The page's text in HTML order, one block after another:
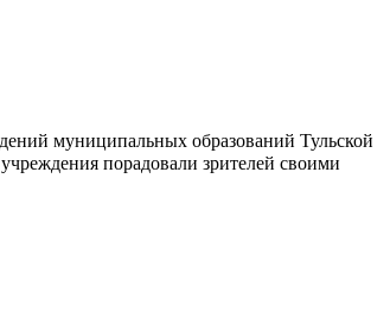
муниципальных образований Тульской
порадовали зрителей своими